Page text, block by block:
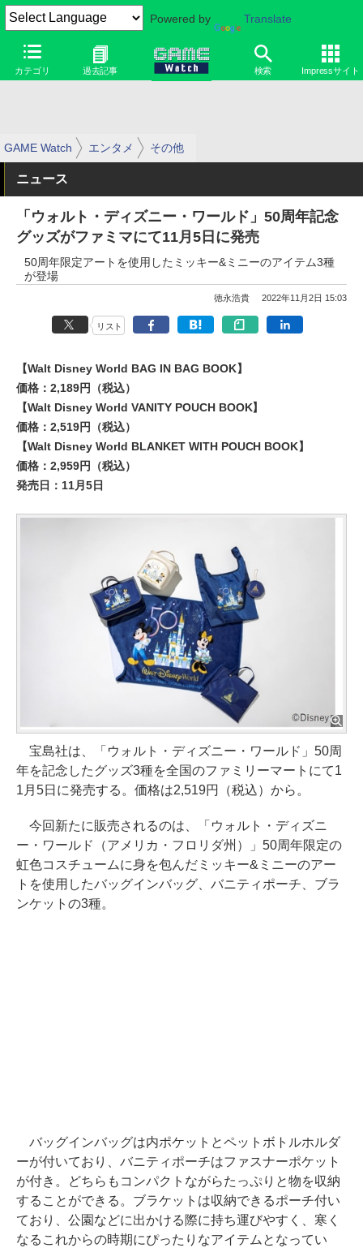
Powered by Translate
カテゴリ 過去記事 検索 Impressサイト
GAME Watch エンタメ その他
ニュース
「ウォルト・ディズニー・ワールド」50周年記念
グッズがファミマにて11月5日に発売
50周年限定アートを使用したミッキー&ミニーのアイテム3種
が登場
徳永浩貴 2022年11月2日 15:03
リスト
【Walt Disney World BAG IN BAG BOOK】
価格：2,189円（税込）
【Walt Disney World VANITY POUCH BOOK】
価格：2,519円（税込）
【Walt Disney World BLANKET WITH POUCH BOOK】
価格：2,959円（税込）
発売日：11月5日
宝島社は、「ウォルト・ディズニー・ワールド」50周
年を記念したグッズ3種を全国のファミリーマートにて1
1月5日に発売する。価格は2,519円（税込）から。
今回新たに販売されるのは、「ウォルト・ディズニ
ー・ワールド（アメリカ・フロリダ州）」50周年限定の
虹色コスチュームに身を包んだミッキー&ミニーのアー
トを使用したバッグインバッグ、バニティポーチ、ブラ
ンケットの3種。
バッグインバッグは内ポケットとペットボトルホルダ
ーが付いており、バニティポーチはファスナーポケット
が付き。どちらもコンパクトながらたっぷりと物を収納
することができる。ブラケットは収納できるポーチ付い
ており、公園などに出かける際に持ち運びやすく、寒く
なるこれからの時期にぴったりなアイテムとなってい